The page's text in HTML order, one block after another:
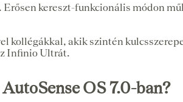
Erősen kereszt-funkcionális módon
kollégákkal, akik szintén
Infinio Ultrát.
OS 7.0-ban?